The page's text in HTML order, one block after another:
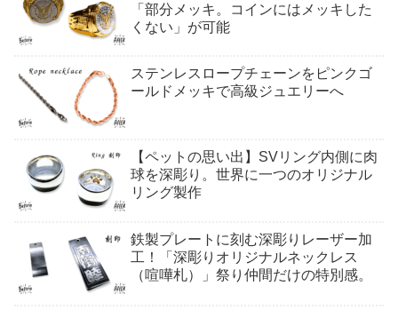
「部分メッキ。コインにはメッキした
くない」が可能
ステンレスロープチェーンをピンクゴ
ールドメッキで高級ジュエリーへ
【ペットの思い出】SVリング内側に肉
球を深彫り。世界に一つのオリジナル
リング製作
鉄製プレートに刻む深彫りレーザー加
工！「深彫りオリジナルネックレス
（喧嘩札）」祭り仲間だけの特別感。